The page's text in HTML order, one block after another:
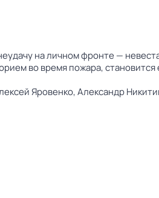
на личном фронте —
во время пожара, становится
Яровенко,Александр